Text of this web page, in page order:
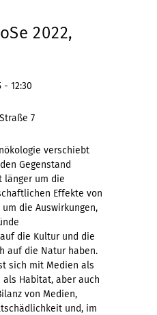
2022,
- 12:30
7
verschiebt
Gegenstand
länger um die
Effekte von
die Auswirkungen,
die Kultur und die
auf die Natur haben.
sich mit Medien als
Habitat, aber auch
von Medien,
und, im